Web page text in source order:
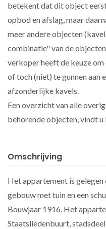
betekent dat dit object
opbod en afslag, maar
meer andere objecten
combinatie" van de
verkoper heeft de keuze
of toch (niet) te gunnen aan
afzonderlijke kavels.
Een overzicht van alle
behorende objecten, vindt
Omschrijving
Het appartement is gelegen
gebouw met tuin en een
Bouwjaar 1916. Het
Staatsliedenbuurt,